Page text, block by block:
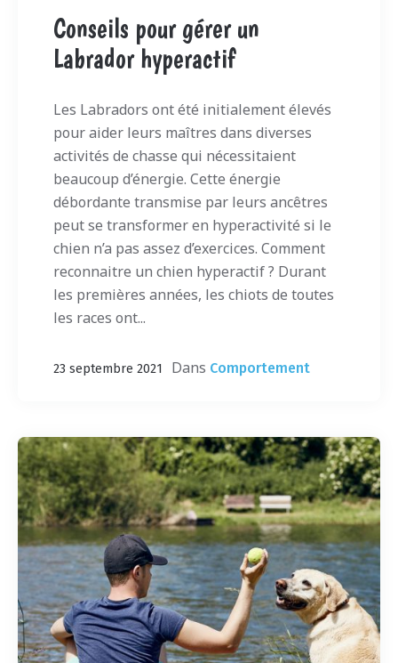
Conseils pour gérer un
Labrador hyperactif
Les Labradors ont été initialement élevés
pour aider leurs maîtres dans diverses
activités de chasse qui nécessitaient
beaucoup d’énergie. Cette énergie
débordante transmise par leurs ancêtres
peut se transformer en hyperactivité si le
chien n’a pas assez d’exercices. Comment
reconnaitre un chien hyperactif ? Durant
les premières années, les chiots de toutes
les races ont...
23 septembre 2021 Dans Comportement